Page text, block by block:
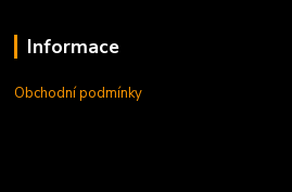
Informace
Obchodní podmínky